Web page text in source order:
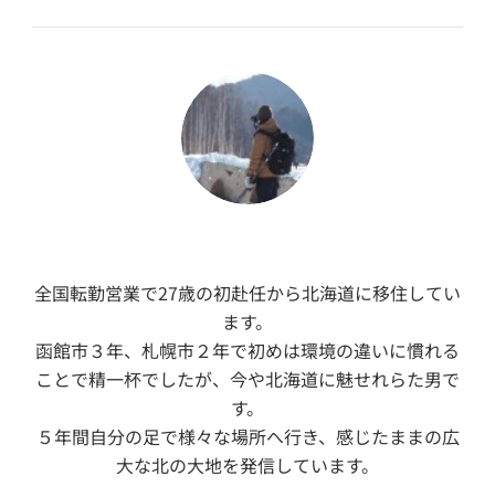
全国転勤営業で27歳の初赴任から北海道に移住してい
ます。
函館市３年、札幌市２年で初めは環境の違いに慣れる
ことで精一杯でしたが、今や北海道に魅せれらた男で
す。
５年間自分の足で様々な場所へ行き、感じたままの広
大な北の大地を発信しています。